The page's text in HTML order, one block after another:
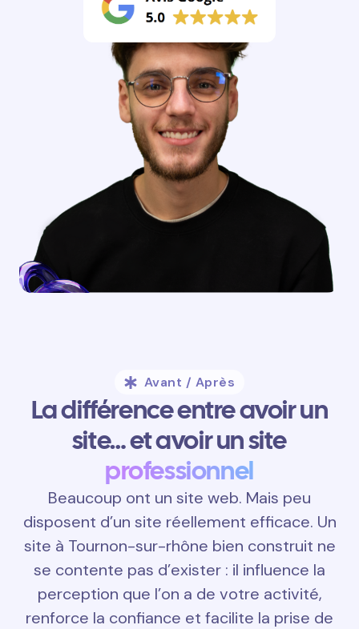
Avant / Après
La différence entre avoir un
site… et avoir un site
professionnel
Beaucoup ont un site web. Mais peu
disposent d’un site réellement efficace. Un
site à Tournon-sur-rhône bien construit ne
se contente pas d’exister : il influence la
perception que l’on a de votre activité,
renforce la confiance et facilite la prise de